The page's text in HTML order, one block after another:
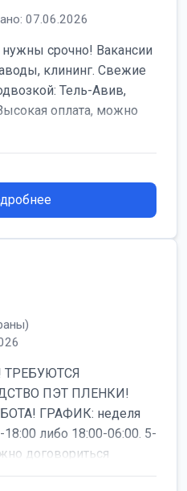
07.06.2026
нужны срочно! Вакансии
клининг. Свежие
Тель-Авив,
оплата, можно
ТРЕБУЮТСЯ
ПЭТ ПЛЕНКИ!
ГРАФИК: неделя
либо 18:00-06:00. 5-
договориться